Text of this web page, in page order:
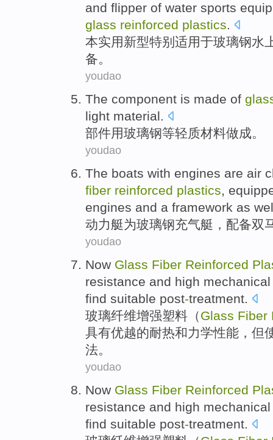
and flipper of water sports
glass reinforced plastics.
本实用新型特别 适用于玻璃钢水
备。
youdao
The component is made of
light material.
部件用玻璃钢等轻质材料做成。
youdao
The boats with engines are air
fiber reinforced plastics,
engines and a framework as
动力艇为玻璃钢充气艇， 配备双
youdao
Now Glass Fiber Reinforced
resistance and high mechanical
find suitable post-treatment.
玻璃纤维增强塑料 （Glass Fiber
具有优越的耐热和力学性能 ， 但
法。
youdao
Now Glass Fiber Reinforced
resistance and high mechanical
find suitable post-treatment.